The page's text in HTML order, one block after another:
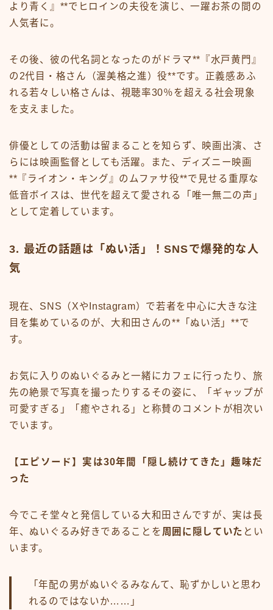
より青く』**でヒロインの夫役を演じ、一躍お茶の間の
人気者に。
その後、彼の代名詞となったのがドラマ**『水戸黄門』
の2代目・格さん（渥美格之進）役**です。正義感あふ
れる若々しい格さんは、視聴率30％を超える社会現象
を支えました。
俳優としての活動は留まることを知らず、映画出演、さ
らには映画監督としても活躍。また、ディズニー映画
**『ライオン・キング』のムファサ役**で見せる重厚な
低音ボイスは、世代を超えて愛される「唯一無二の声」
として定着しています。
3. 最近の話題は「ぬい活」！SNSで爆発的な人
気
現在、SNS（XやInstagram）で若者を中心に大きな注
目を集めているのが、大和田さんの**「ぬい活」**で
す。
お気に入りのぬいぐるみと一緒にカフェに行ったり、旅
先の絶景で写真を撮ったりするその姿に、「ギャップが
可愛すぎる」「癒やされる」と称賛のコメントが相次い
でいます。
【エピソード】実は30年間「隠し続けてきた」趣味だ
った
今でこそ堂々と発信している大和田さんですが、実は長
年、ぬいぐるみ好きであることを 周囲に隠していた とい
います。
「年配の男がぬいぐるみなんて、恥ずかしいと思わ
れるのではないか……」